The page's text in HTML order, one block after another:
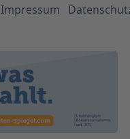
Impressum